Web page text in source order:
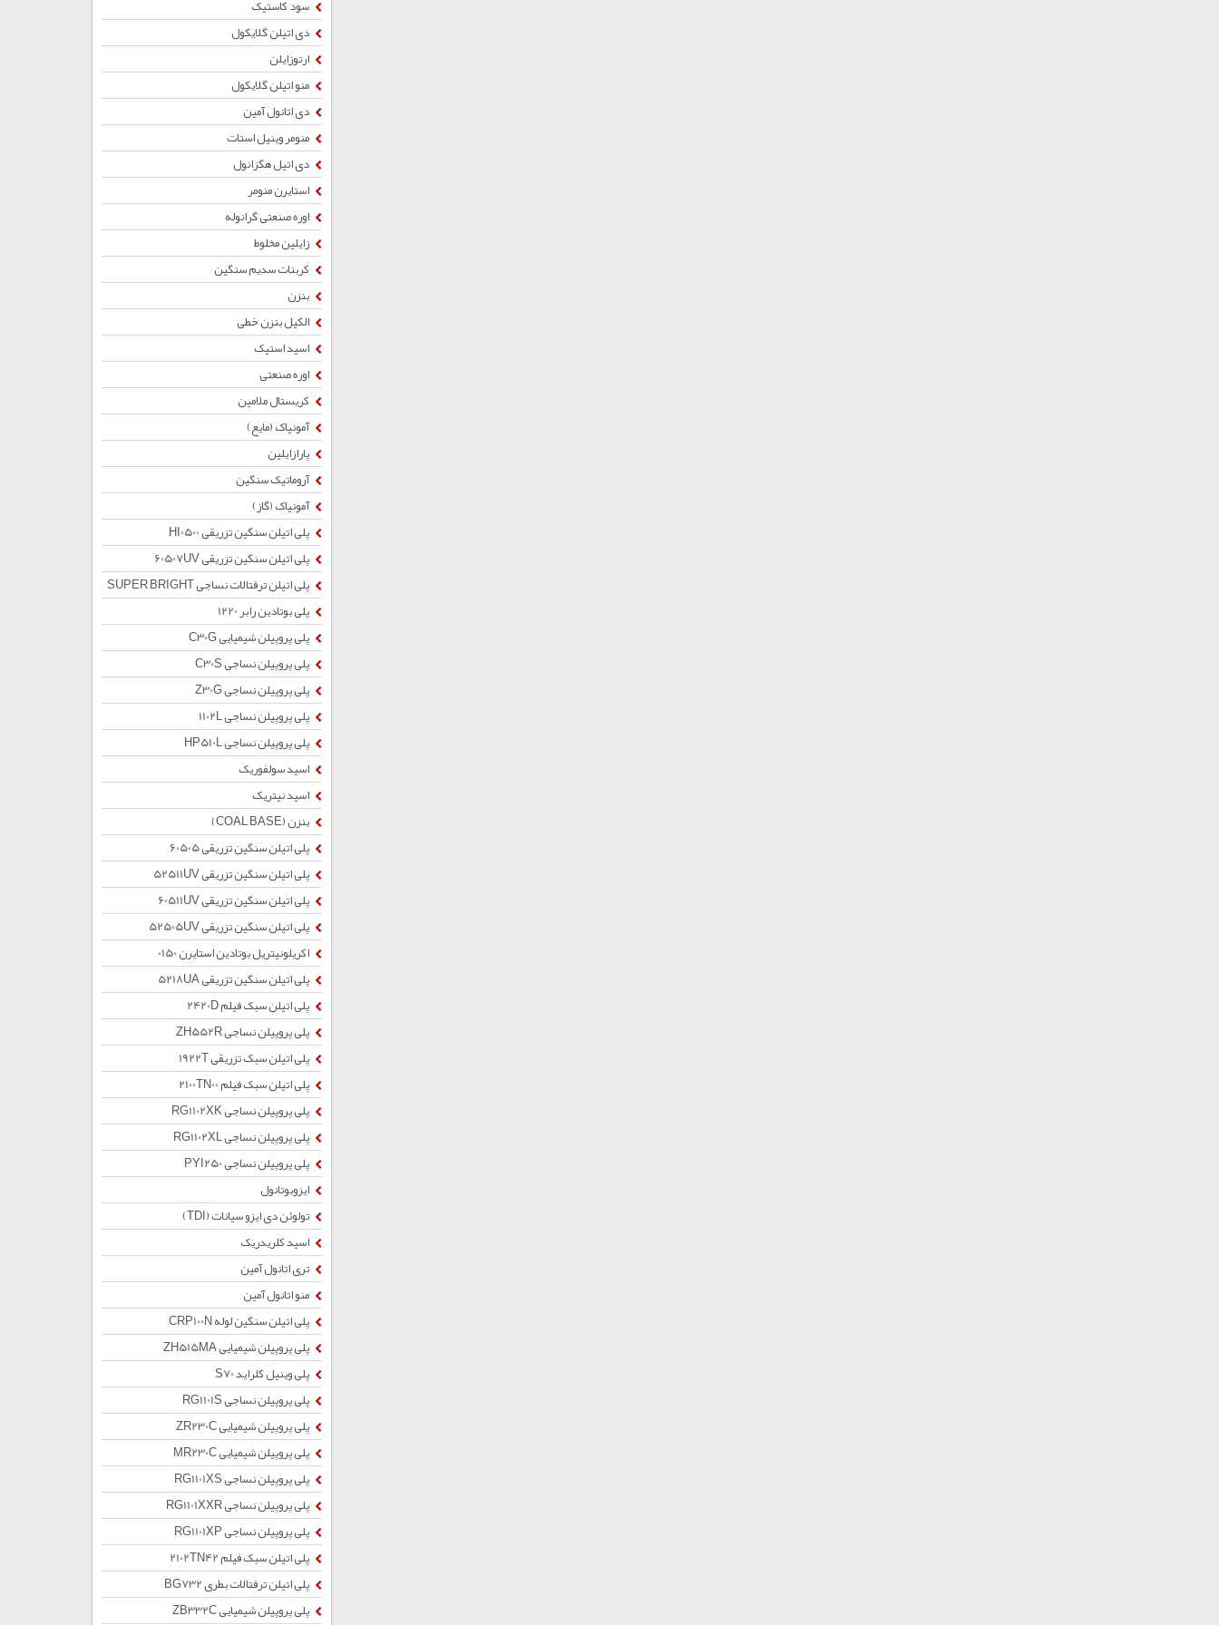
سود کاستیک
دی اتیلن گلایکول
ارتوزایلن
منو اتیلن گلایکول
دی اتانول آمین
منومر وینیل استات
دی اتیل هگزانول
استایرن منومر
اوره صنعتی گرانوله
زایلین مخلوط
کربنات سدیم سنگین
بنزن
الکیل بنزن خطی
اسید استیک
اوره صنعتی
کریستال ملامین
آمونیاک (مایع)
پارازایلین
آروماتیک سنگین
آمونیاک (گاز)
پلی اتیلن سنگین تزریقی HI0500
پلی اتیلن سنگین تزریقی 60507UV
پلی اتیلن ترفتالات نساجی SUPER BRIGHT
پلی بوتادین رابر 1220
پلی پروپیلن شیمیایی C30G
پلی پروپیلن نساجی C30S
پلی پروپیلن نساجی Z30G
پلی پروپیلن نساجی 1102L
پلی پروپیلن نساجی HP510L
اسید سولفوریک
اسید نیتریک
بنزن (COAL BASE)
پلی اتیلن سنگین تزریقی 60505
پلی اتیلن سنگین تزریقی 52511UV
پلی اتیلن سنگین تزریقی 60511UV
پلی اتیلن سنگین تزریقی 52505UV
اکریلونیتریل بوتادین استایرن 0150
پلی اتیلن سنگین تزریقی 5218UA
پلی اتیلن سبک فیلم 2420D
پلی پروپیلن نساجی ZH552R
پلی اتیلن سبک تزریقی 1922T
پلی اتیلن سبک فیلم 2100TN00
پلی پروپیلن نساجی RG1102XK
پلی پروپیلن نساجی RG1102XL
پلی پروپیلن نساجی PYI250
ایزوبوتانول
تولوئن دی ایزو سیانات (TDI)
اسید کلریدریک
تری اتانول آمین
منو اتانول آمین
پلی اتیلن سنگین لوله CRP100N
پلی پروپیلن شیمیایی ZH515MA
پلی وینیل کلراید S70
پلی پروپیلن نساجی RG1101S
پلی پروپیلن شیمیایی ZR230C
پلی پروپیلن شیمیایی MR230C
پلی پروپیلن نساجی RG1101XS
پلی پروپیلن نساجی RG1101XXR
پلی پروپیلن نساجی RG1101XP
پلی اتیلن سبک فیلم 2102TN42
پلی اتیلن ترفتالات بطری BG732
پلی پروپیلن شیمیایی ZB332C